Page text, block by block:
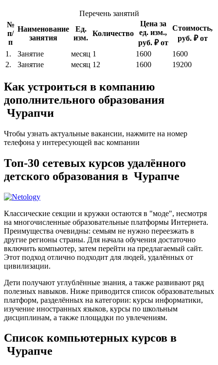
Перечень занятий
№
п/
п
Наименование
занятия
Ед.
изм.
Количество
Цена за
ед. изм.,
руб. ₽ от
Стоимость,
руб. ₽ от
1.
Занятие месяц 1 1600
1600
2.
Занятие месяц 12 1600 19200
Как устроиться в компанию
дополнительного образования
Чурапчи
Чтобы узнать актуальные вакансии, нажмите на номер
телефона у интересующей вас компании
Топ-30 сетевых курсов удалённого
детского образования в Чурапче
Классические секции и кружки остаются в "моде", несмотря
на многочисленные образовательные платформы Интернета.
Преимущества очевидны: семьям не нужно переезжать в
другие регионы страны. Для начала обучения достаточно
включить компьютер, затем перейти на предлагаемый сайт.
Этот подход отлично подходит для людей, удалённых от
цивилизации.
Дети получают углублённые знания, а также развивают ряд
полезных навыков. Ниже приводится список образовательных
платформ, разделённых на категории: курсы информатики,
изучение иностранных языков, курсы по школьным
дисциплинам, а также площадки по увлечениям.
Список компьютерных курсов в
Чурапче